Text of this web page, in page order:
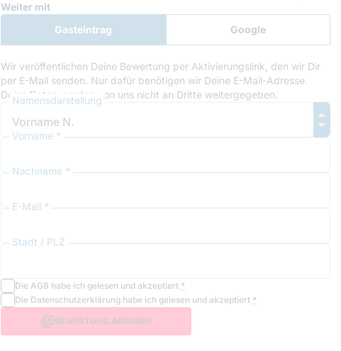
Google Recaptcha
Weiter mit
Gasteintrag
Google
Anmeldung
Wir veröffentlichen Deine Bewertung per Aktivierungslink, den wir Dir
per E-Mail senden. Nur dafür benötigen wir Deine E-Mail-Adresse.
Deine Daten werden von uns nicht an Dritte weitergegeben.
Namensdarstellung
Vorname *
Nachname *
E-Mail *
Stadt / PLZ
Die AGB habe ich gelesen und akzeptiert *
Die Datenschutzerklärung habe ich gelesen und akzeptiert *
BEWERTUNG ABGEBEN